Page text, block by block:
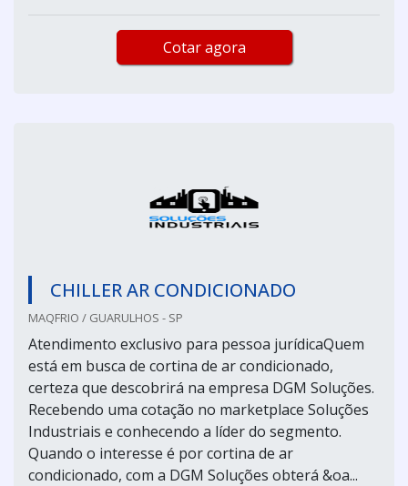
Cotar agora
CHILLER AR CONDICIONADO
MAQFRIO / GUARULHOS - SP
Atendimento exclusivo para pessoa jurídicaQuem
está em busca de cortina de ar condicionado,
certeza que descobrirá na empresa DGM Soluções.
Recebendo uma cotação no marketplace Soluções
Industriais e conhecendo a líder do segmento.
Quando o interesse é por cortina de ar
condicionado, com a DGM Soluções obterá &oa...